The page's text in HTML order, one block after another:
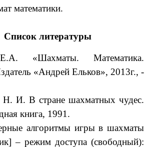
математики.
Список литературы
«Шахматы. Математика.
«Андрей Ельков», 2013г., -
Н. И. В стране шахматных чудес.
книга, 1991.
алгоритмы игры в шахматы
– режим доступа (свободный):